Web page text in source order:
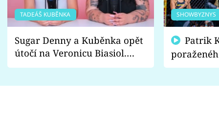
TADEÁŠ KUBĚNKA
Sugar Denny a Kuběnka opět
útočí na Veronicu Biasiol.
Proč je podle nich falešná a
SHOWBYZNYS
fanoušci